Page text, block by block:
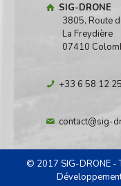
SIG-DRONE
3805, Route
La Freydière
07410
+33 6 58 12
contact@sig-
© 2017 SIG-DRONE -